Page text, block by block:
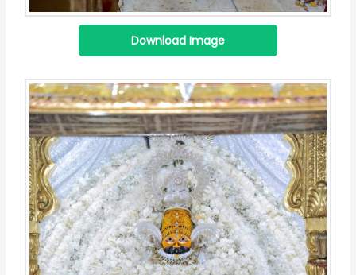
Download Image